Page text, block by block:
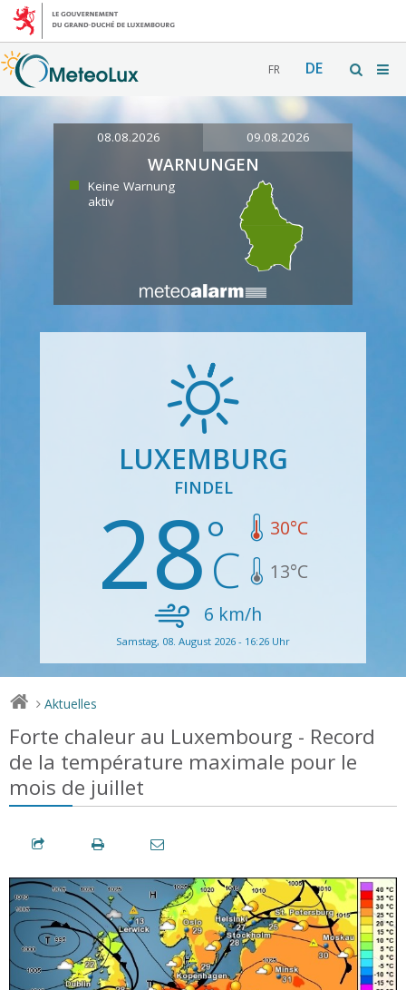
FR DE
08.08.2026 09.08.2026
WARNUNGEN
Keine Warnung
aktiv
LUXEMBURG
FINDEL
28 30°C
13°C
6 km/h
Samstag, 08. August 2026 - 16:26 Uhr
> Aktuelles
Forte chaleur au Luxembourg - Record
de la température maximale pour le
mois de juillet